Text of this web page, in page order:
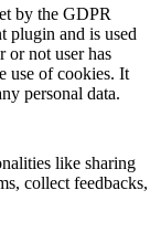
by the GDPR
plugin and is used
or not user has
use of cookies. It
personal data.
like sharing
collect feedbacks,